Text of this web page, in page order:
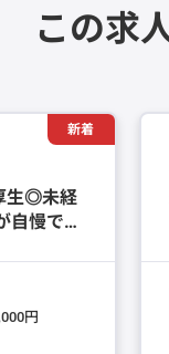
この求
新着
生◎未経
自慢で
円